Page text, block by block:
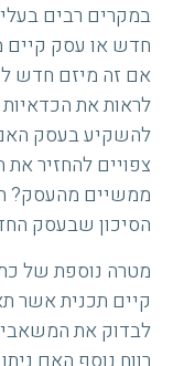
במקרים רבים
חדש או עסק קיים
אם זה מיזם חדש
לראות את
להשקיע בעסק האם
צפויים להחזיר
ממשיים מהעסק?
הסיכון שבעסק
מטרה נוספת של
קיים תכנית אשר
לבדוק את